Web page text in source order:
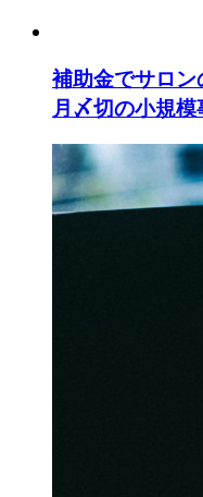
補助金でサロ
月〆切の小規模